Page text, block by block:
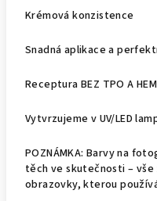
Krémová konzistence
Snadná aplikace a
Receptura BEZ TPO A
Vytvrzujeme v UV/LED
POZNÁMKA: Barvy na
těch ve skutečnosti –
obrazovky, kterou